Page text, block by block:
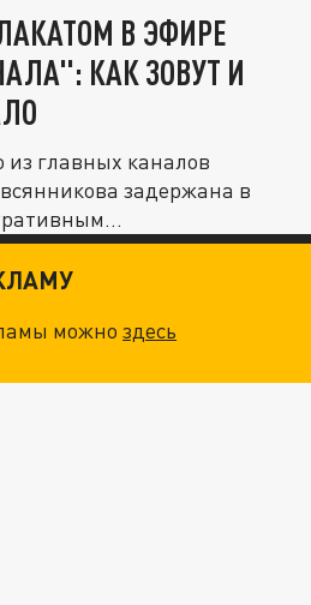
В ЭФИРЕ
КАК ЗОВУТ И
из главных каналов
задержана в
можноздесь